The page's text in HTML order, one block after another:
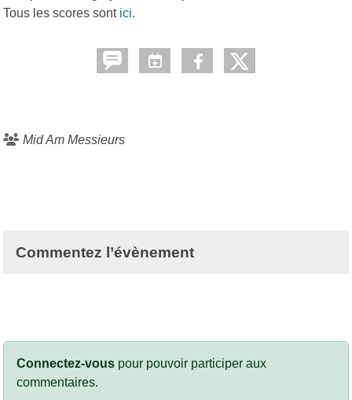
Tous les scores sont ici.
Mid Am Messieurs
Commentez l’évènement
Connectez-vous pour pouvoir participer aux
commentaires.